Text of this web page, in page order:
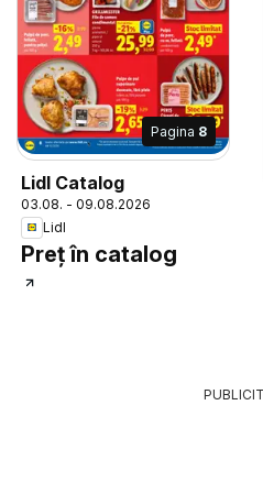
Pagina 8
Lidl Catalog
03.08. - 09.08.2026
Lidl
Preț în catalog